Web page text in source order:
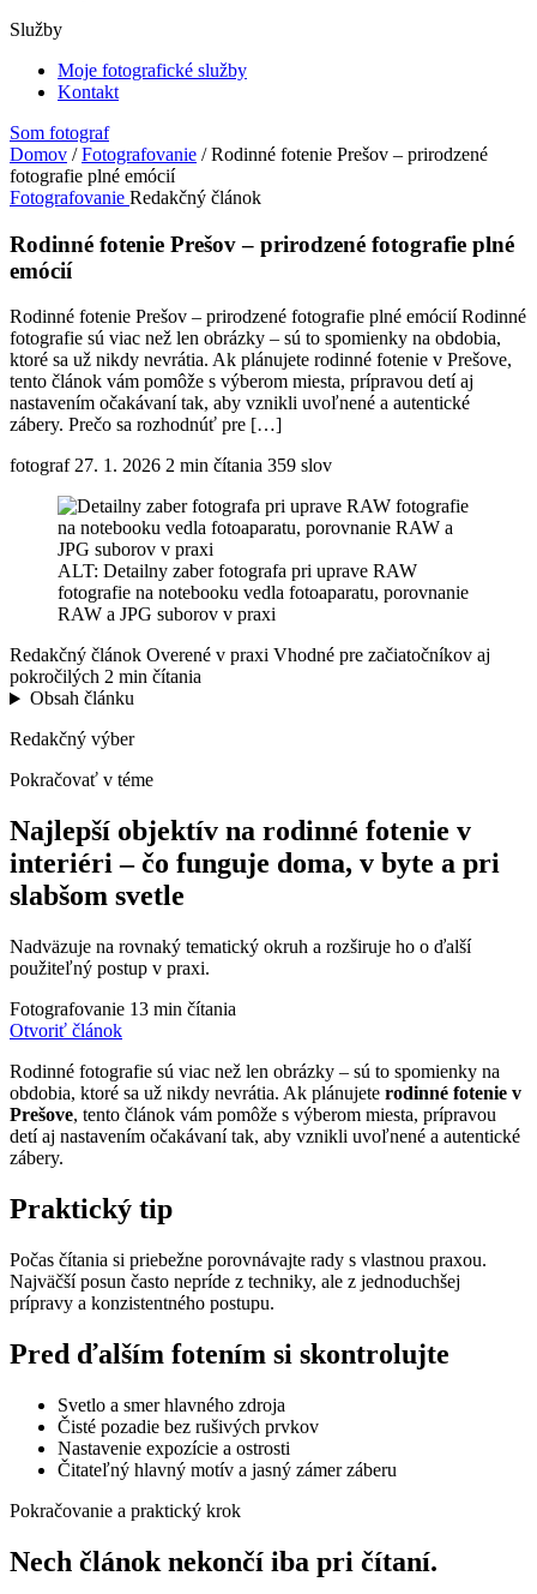
Služby
Moje fotografické služby
Kontakt
Som fotograf
Domov / Fotografovanie / Rodinné fotenie Prešov – prirodzené
fotografie plné emócií
Fotografovanie Redakčný článok
Rodinné fotenie Prešov – prirodzené fotografie plné
emócií
Rodinné fotenie Prešov – prirodzené fotografie plné emócií Rodinné
fotografie sú viac než len obrázky – sú to spomienky na obdobia,
ktoré sa už nikdy nevrátia. Ak plánujete rodinné fotenie v Prešove,
tento článok vám pomôže s výberom miesta, prípravou detí aj
nastavením očakávaní tak, aby vznikli uvoľnené a autentické
zábery. Prečo sa rozhodnúť pre […]
fotograf 27. 1. 2026 2 min čítania 359 slov
ALT: Detailny zaber fotografa pri uprave RAW
fotografie na notebooku vedla fotoaparatu, porovnanie
RAW a JPG suborov v praxi
Redakčný článok Overené v praxi Vhodné pre začiatočníkov aj
pokročilých 2 min čítania
Obsah článku
Redakčný výber
Pokračovať v téme
Najlepší objektív na rodinné fotenie v
interiéri – čo funguje doma, v byte a pri
slabšom svetle
Nadväzuje na rovnaký tematický okruh a rozširuje ho o ďalší
použiteľný postup v praxi.
Fotografovanie 13 min čítania
Otvoriť článok
Rodinné fotografie sú viac než len obrázky – sú to spomienky na
obdobia, ktoré sa už nikdy nevrátia. Ak plánujete rodinné fotenie v
Prešove, tento článok vám pomôže s výberom miesta, prípravou
detí aj nastavením očakávaní tak, aby vznikli uvoľnené a autentické
zábery.
Praktický tip
Počas čítania si priebežne porovnávajte rady s vlastnou praxou.
Najväčší posun často nepríde z techniky, ale z jednoduchšej
prípravy a konzistentného postupu.
Pred ďalším fotením si skontrolujte
Svetlo a smer hlavného zdroja
Čisté pozadie bez rušivých prvkov
Nastavenie expozície a ostrosti
Čitateľný hlavný motív a jasný zámer záberu
Pokračovanie a praktický krok
Nech článok nekončí iba pri čítaní.